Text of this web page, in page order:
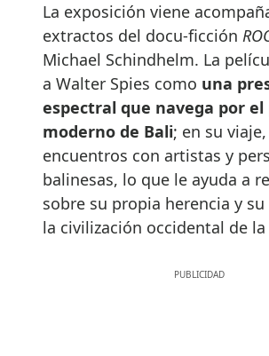
La exposición viene
extractos del docu-ficción
Michael Schindhelm. La
a Walter Spies como una
espectral que navega por el
moderno de Bali; en su
encuentros con artistas y
balinesas, lo que le ayuda a
sobre su propia herencia y
la civilización occidental de la